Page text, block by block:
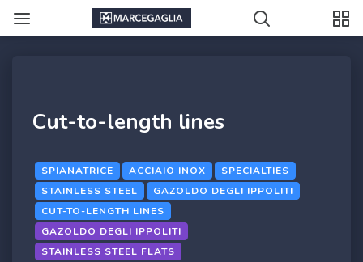
Cut-to-length lines
SPIANATRICE ACCIAIO INOX
SPECIALTIES
STAINLESS STEEL
GAZOLDO DEGLI IPPOLITI
CUT-TO-LENGTH LINES
GAZOLDO DEGLI IPPOLITI
STAINLESS STEEL FLATS